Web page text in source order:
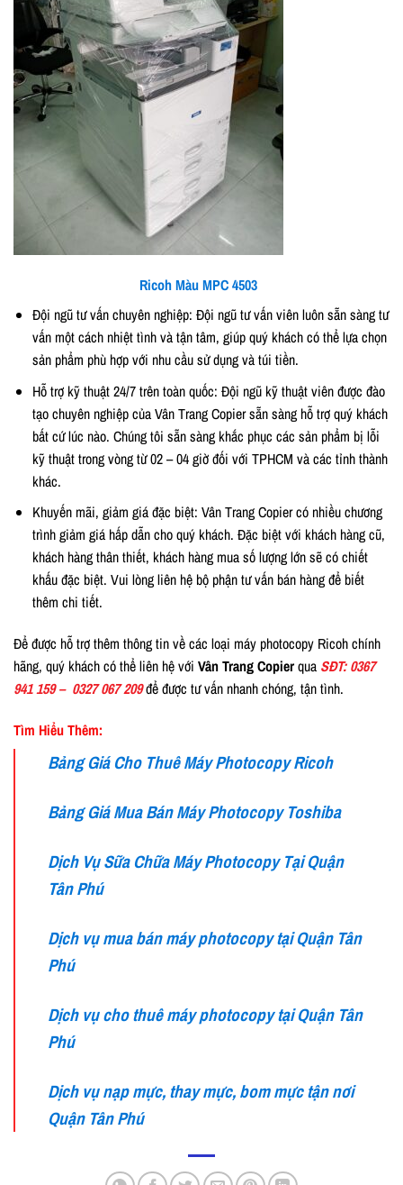
Ricoh Màu MPC 4503
Đội ngũ tư vấn chuyên nghiệp: Đội ngũ tư vấn viên luôn sẵn sàng tư
vấn một cách nhiệt tình và tận tâm, giúp quý khách có thể lựa chọn
sản phẩm phù hợp với nhu cầu sử dụng và túi tiền.
Hỗ trợ kỹ thuật 24/7 trên toàn quốc: Đội ngũ kỹ thuật viên được đào
tạo chuyên nghiệp của Vân Trang Copier sẵn sàng hỗ trợ quý khách
bất cứ lúc nào. Chúng tôi sẵn sàng khắc phục các sản phẩm bị lỗi
kỹ thuật trong vòng từ 02 – 04 giờ đối với TPHCM và các tỉnh thành
khác.
Khuyến mãi, giảm giá đặc biệt: Vân Trang Copier có nhiều chương
trình giảm giá hấp dẫn cho quý khách. Đặc biệt với khách hàng cũ,
khách hàng thân thiết, khách hàng mua số lượng lớn sẽ có chiết
khấu đặc biệt. Vui lòng liên hệ bộ phận tư vấn bán hàng để biết
thêm chi tiết.
Để được hỗ trợ thêm thông tin về các loại máy photocopy Ricoh chính
hãng, quý khách có thể liên hệ với Vân Trang Copierqua SĐT: 0367
941 159 – 0327 067 209để được tư vấn nhanh chóng, tận tình.
Tìm Hiểu Thêm:
Bảng Giá Cho Thuê Máy Photocopy Ricoh
Bảng Giá Mua Bán Máy Photocopy Toshiba
Dịch Vụ Sữa Chữa Máy Photocopy Tại Quận
Tân Phú
Dịch vụ mua bán máy photocopy tại Quận Tân
Phú
Dịch vụ cho thuê máy photocopy tại Quận Tân
Phú
Dịch vụ nạp mực, thay mực, bom mực tận nơi
Quận Tân Phú